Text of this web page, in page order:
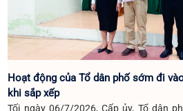
Hoạt động của Tổ dân phố sớm đi
khi sắp xếp
Tối ngày 06/7/2026, Cấp ủy, Tổ dân